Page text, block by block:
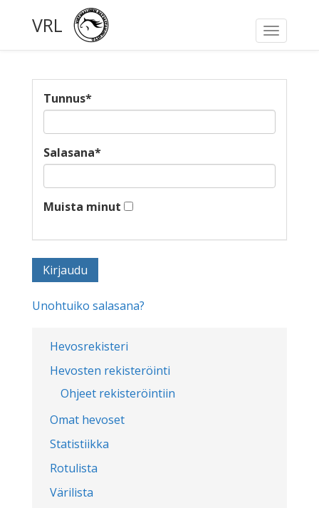
Toggle
VRL
Hevosrekisteri
Hevosten rekisteröinti
Ohjeet rekisteröintiin
Omat hevoset
Statistiikka
Rotulista
Värilista
Tunnus*
Salasana*
Muista minut
Unohtuiko salasana?